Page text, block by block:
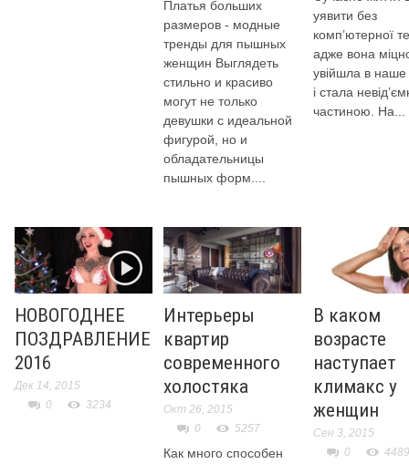
Платья больших
размеров - модные
тренды для пышных
женщин Выглядеть
стильно и красиво
могут не только
девушки с идеальной
фигурой, но и
обладательницы
пышных форм....
уявити без
комп’ютерної
адже вона
увійшла в наше
і стала
частиною. На...
НОВОГОДНЕЕ
ПОЗДРАВЛЕНИЕ
2016
Дек 14, 2015
0
3234
Интерьеры
квартир
современного
холостяка
Окт 26, 2015
0
5257
Как много способен
В каком
возрасте
наступает
климакс у
женщин
Сен 3, 2015
0
4489